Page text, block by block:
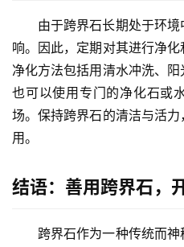
由于跨界石长期处于环
响。因此，定期对其进行净
净化方法包括用清水冲洗、阳
也可以使用专门的净化石或
场。保持跨界石的清洁与活
用。
结语：善用跨界石，
跨界石作为一种传统而